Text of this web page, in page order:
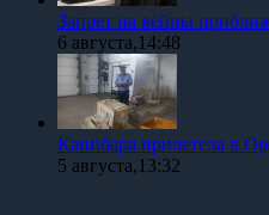
Запрет на вейпы
6 августа,14:48
Капибара прилетела в
5 августа,13:32